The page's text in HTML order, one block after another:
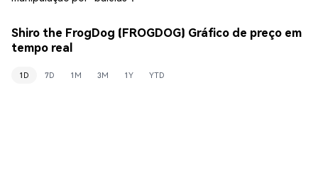
Shiro the FrogDog (FROGDOG) Gráfico de preço em
tempo real
1D 7D 1M 3M 1Y YTD